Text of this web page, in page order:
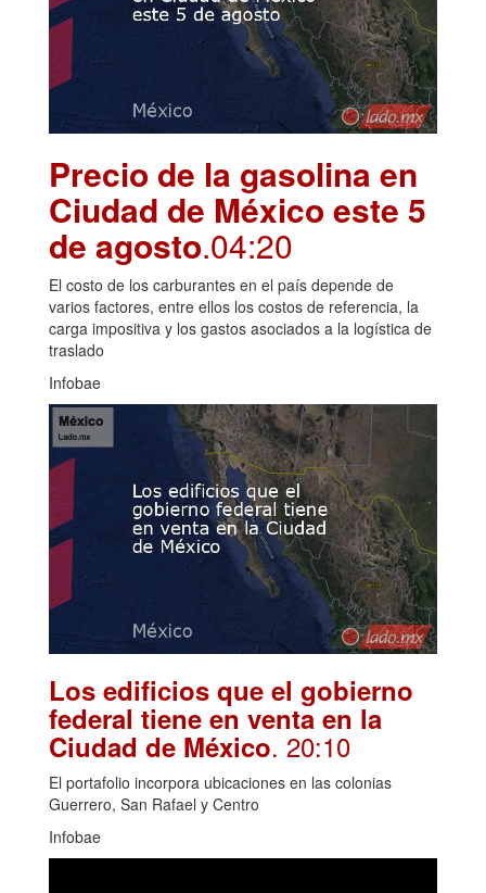
Precio de la gasolina en
Ciudad de México este 5
de agosto.04:20
El costo de los carburantes en el país depende de
varios factores, entre ellos los costos de referencia, la
carga impositiva y los gastos asociados a la logística de
traslado
Infobae
Los edificios que el gobierno
federal tiene en venta en la
Ciudad de México. 20:10
El portafolio incorpora ubicaciones en las colonias
Guerrero, San Rafael y Centro
Infobae